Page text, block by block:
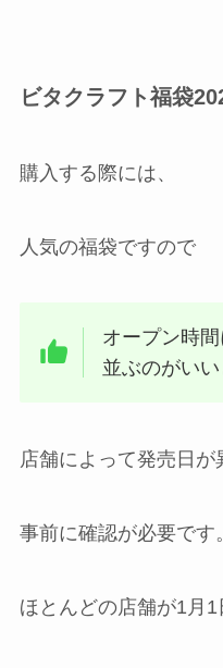
ビタクラフト福袋
購入する際には、
人気の福袋ですので
オープン時
並ぶのがいい
店舗によって発売日が
事前に確認が必要です。
ほとんどの店舗が1月1